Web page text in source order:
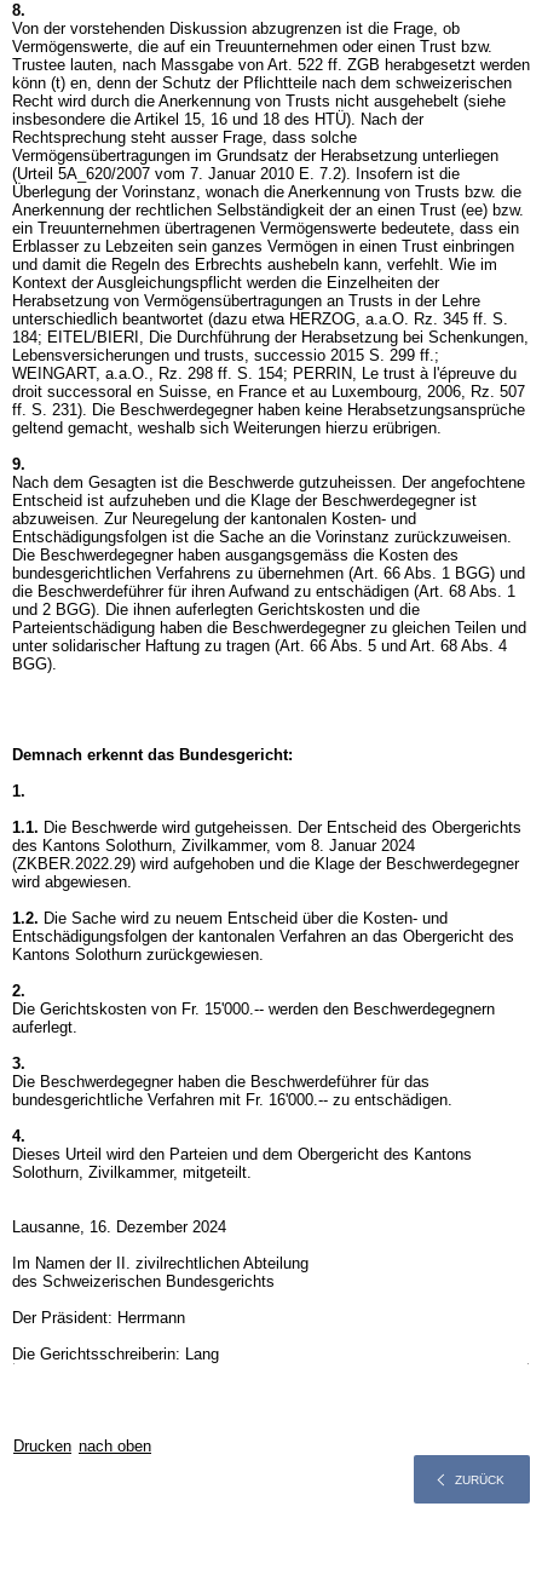
8.
Von der vorstehenden Diskussion abzugrenzen ist die Frage, ob
Vermögenswerte, die auf ein Treuunternehmen oder einen Trust bzw.
Trustee lauten, nach Massgabe von Art. 522 ff. ZGB herabgesetzt werden
könn (t) en, denn der Schutz der Pflichtteile nach dem schweizerischen
Recht wird durch die Anerkennung von Trusts nicht ausgehebelt (siehe
insbesondere die Artikel 15, 16 und 18 des HTÜ). Nach der
Rechtsprechung steht ausser Frage, dass solche
Vermögensübertragungen im Grundsatz der Herabsetzung unterliegen
(Urteil 5A_620/2007 vom 7. Januar 2010 E. 7.2). Insofern ist die
Überlegung der Vorinstanz, wonach die Anerkennung von Trusts bzw. die
Anerkennung der rechtlichen Selbständigkeit der an einen Trust (ee) bzw.
ein Treuunternehmen übertragenen Vermögenswerte bedeutete, dass ein
Erblasser zu Lebzeiten sein ganzes Vermögen in einen Trust einbringen
und damit die Regeln des Erbrechts aushebeln kann, verfehlt. Wie im
Kontext der Ausgleichungspflicht werden die Einzelheiten der
Herabsetzung von Vermögensübertragungen an Trusts in der Lehre
unterschiedlich beantwortet (dazu etwa HERZOG, a.a.O. Rz. 345 ff. S.
184; EITEL/BIERI, Die Durchführung der Herabsetzung bei Schenkungen,
Lebensversicherungen und trusts, successio 2015 S. 299 ff.;
WEINGART, a.a.O., Rz. 298 ff. S. 154; PERRIN, Le trust à l'épreuve du
droit successoral en Suisse, en France et au Luxembourg, 2006, Rz. 507
ff. S. 231). Die Beschwerdegegner haben keine Herabsetzungsansprüche
geltend gemacht, weshalb sich Weiterungen hierzu erübrigen.
9.
Nach dem Gesagten ist die Beschwerde gutzuheissen. Der angefochtene
Entscheid ist aufzuheben und die Klage der Beschwerdegegner ist
abzuweisen. Zur Neuregelung der kantonalen Kosten- und
Entschädigungsfolgen ist die Sache an die Vorinstanz zurückzuweisen.
Die Beschwerdegegner haben ausgangsgemäss die Kosten des
bundesgerichtlichen Verfahrens zu übernehmen (Art. 66 Abs. 1 BGG) und
die Beschwerdeführer für ihren Aufwand zu entschädigen (Art. 68 Abs. 1
und 2 BGG). Die ihnen auferlegten Gerichtskosten und die
Parteientschädigung haben die Beschwerdegegner zu gleichen Teilen und
unter solidarischer Haftung zu tragen (Art. 66 Abs. 5 und Art. 68 Abs. 4
BGG).
Demnach erkennt das Bundesgericht:
1.
1.1. Die Beschwerde wird gutgeheissen. Der Entscheid des Obergerichts
des Kantons Solothurn, Zivilkammer, vom 8. Januar 2024
(ZKBER.2022.29) wird aufgehoben und die Klage der Beschwerdegegner
wird abgewiesen.
1.2. Die Sache wird zu neuem Entscheid über die Kosten- und
Entschädigungsfolgen der kantonalen Verfahren an das Obergericht des
Kantons Solothurn zurückgewiesen.
2.
Die Gerichtskosten von Fr. 15'000.-- werden den Beschwerdegegnern
auferlegt.
3.
Die Beschwerdegegner haben die Beschwerdeführer für das
bundesgerichtliche Verfahren mit Fr. 16'000.-- zu entschädigen.
4.
Dieses Urteil wird den Parteien und dem Obergericht des Kantons
Solothurn, Zivilkammer, mitgeteilt.
Lausanne, 16. Dezember 2024
Im Namen der II. zivilrechtlichen Abteilung
des Schweizerischen Bundesgerichts
Der Präsident: Herrmann
Die Gerichtsschreiberin: Lang
Drucken nach oben
ZURÜCK